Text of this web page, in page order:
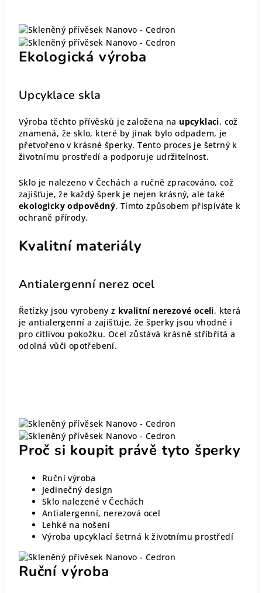
Ekologická výroba
Upcyklace skla
Výroba těchto přívěsků je založena na upcyklaci, což
znamená, že sklo, které by jinak bylo odpadem, je
přetvořeno v krásné šperky. Tento proces je šetrný k
životnímu prostředí a podporuje udržitelnost.
Sklo je nalezeno v Čechách a ručně zpracováno, což
zajišťuje, že každý šperk je nejen krásný, ale také
ekologicky odpovědný. Tímto způsobem přispíváte k
ochraně přírody.
Kvalitní materiály
Antialergenní nerez ocel
Řetízky jsou vyrobeny z kvalitní nerezové oceli, která
je antialergenní a zajišťuje, že šperky jsou vhodné i
pro citlivou pokožku. Ocel zůstává krásně stříbřitá a
odolná vůči opotřebení.
Proč si koupit právě tyto šperky
Ruční výroba
Jedinečný design
Sklo nalezené v Čechách
Antialergenní, nerezová ocel
Lehké na nošení
Výroba upcyklací šetrná k životnímu prostředí
Ruční výroba